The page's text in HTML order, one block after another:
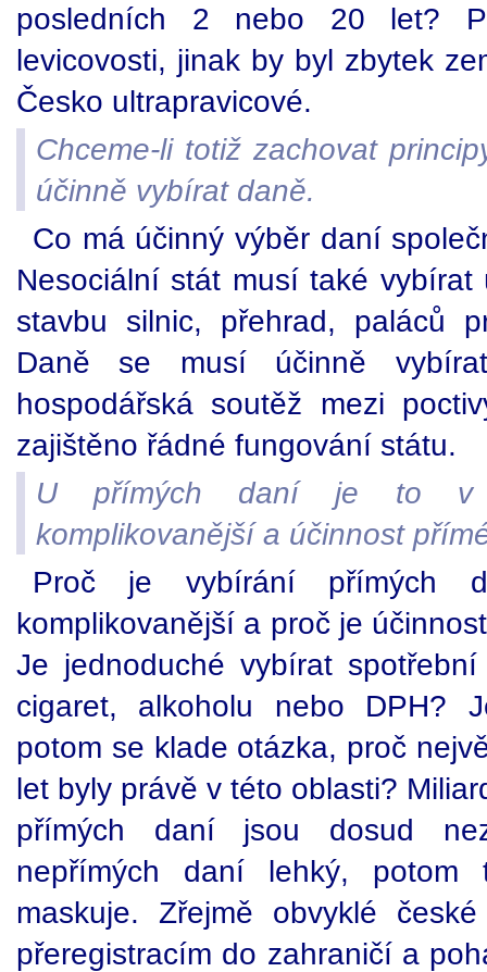
posledních 2 nebo 20 let?
levicovosti, jinak by byl zbytek
Česko ultrapravicové.
Chceme-li totiž zachovat
účinně vybírat daně.
Co má účinný výběr daní
Nesociální stát musí také
stavbu silnic, přehrad, paláců
Daně se musí účinně
hospodářská soutěž mezi
zajištěno řádné fungování státu.
U přímých daní je to v
komplikovanější a účinnost
Proč je vybírání přímých
komplikovanější a proč je
Je jednoduché vybírat
cigaret, alkoholu nebo DPH?
potom se klade otázka, proč
let byly právě v této oblasti?
přímých daní jsou dosud
nepřímých daní lehký,
maskuje. Zřejmě obvyklé
přeregistracím do zahraničí a